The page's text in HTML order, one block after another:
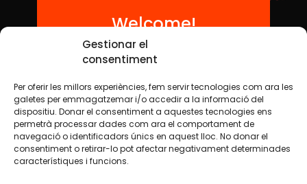
Gestionar el
consentiment
Per oferir les millors experiències, fem servir tecnologies com ara les
galetes per emmagatzemar i/o accedir a la informació del
dispositiu. Donar el consentiment a aquestes tecnologies ens
permetrà processar dades com ara el comportament de
navegació o identificadors únics en aquest lloc. No donar el
consentiment o retirar-lo pot afectar negativament determinades
característiques i funcions.
Social Media
TW YTB IG FB IN
Legal NoticeCookie Policy
Welcome!